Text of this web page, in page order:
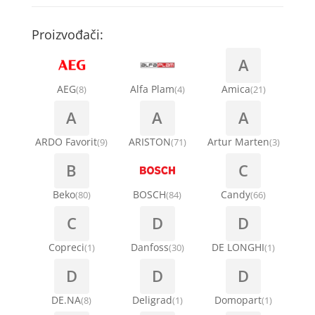
Ručice za vrata za veš mašinu
Šarke za veš mašine
Stakla i okviri vrata za veš mašinu
Termostati i hidrostati za veš mašine
Točkići za sudo mašine
Kompresori za klima uređaje
Kondenz creva
Nosači za klimu
Ostali materijal za montažu klima uređaja
Proizvođači:
AEG(8) Alfa Plam(4)
A
Amica(21)
A
ARDO Favorit(9)
A
ARISTON(71)
A
Artur Marten(3)
B
Beko(80) BOSCH(84)
C
Candy(66)
C
Copreci(1)
D
Danfoss(30)
D
DE LONGHI(1)
D
DE.NA(8)
D
Deligrad(1)
D
Domopart(1)